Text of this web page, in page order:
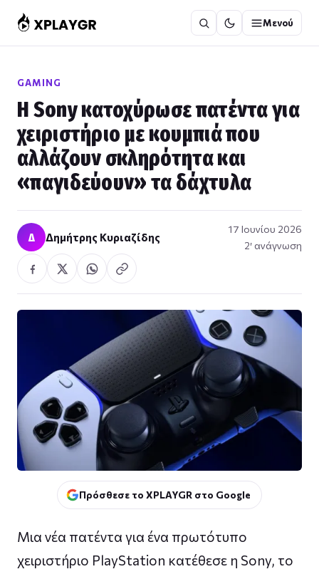
στο
περιεχόμενο
Μενού
GAMING
Η Sony κατοχύρωσε πατέντα για
χειριστήριο με κουμπιά που
αλλάζουν σκληρότητα και
«παγιδεύουν» τα δάχτυλα
Δ Δημήτρης Κυριαζίδης
17 Ιουνίου 2026
2′ ανάγνωση
Πρόσθεσε το XPLAYGR στο Google
Μια νέα πατέντα για ένα πρωτότυπο
χειριστήριο PlayStation κατέθεσε η Sony, το